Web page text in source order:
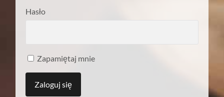
Hasło
Zapamiętaj mnie